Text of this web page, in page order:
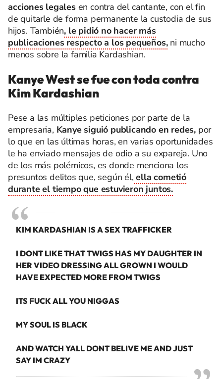
acciones legales en contra del cantante, con el fin
de quitarle de forma permanente la custodia de sus
hijos. También, le pidió no hacer más
publicaciones respecto a los pequeños,ni mucho
menos sobre la familia Kardashian.
Kanye West se fue con toda contra
Kim Kardashian
Pese a las múltiples peticiones por parte de la
empresaria, Kanye siguió publicando en redes, por
lo que en las últimas horas, en varias oportunidades
le ha enviado mensajes de odio a su expareja. Uno
de los más polémicos, es donde menciona los
presuntos delitos que, según él, ella cometió
durante el tiempo que estuvieron juntos.
KIM KARDASHIAN IS A SEX TRAFFICKER
I DONT LIKE THAT TWIGS HAS MY DAUGHTER IN
HER VIDEO DRESSING ALL GROWN I WOULD
HAVE EXPECTED MORE FROM TWIGS
ITS FUCK ALL YOU NIGGAS
MY SOUL IS BLACK
AND WATCH YALL DONT BELIVE ME AND JUST
SAY IM CRAZY